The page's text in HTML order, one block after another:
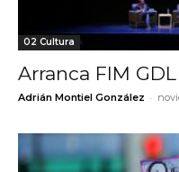
02 Cultura
Arranca FIM
Adrián Montiel González -